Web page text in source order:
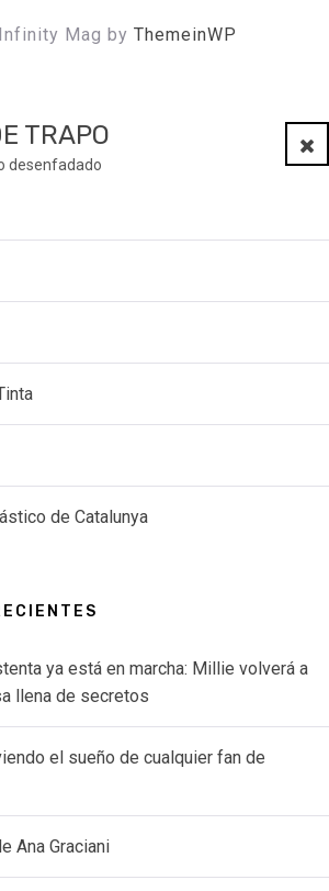
Mag by ThemeinWP
TRAPO
desenfadado
de Catalunya
ya está en marcha: Millie volverá a
llena de secretos
el sueño de cualquier fan de
Ana Graciani